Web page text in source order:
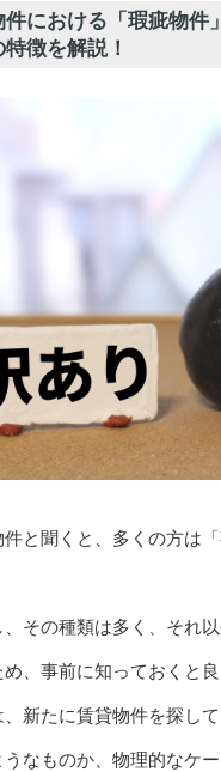
件における「瑕疵物件
徴を解説！
件と聞くと、多くの方は
、その種類は多く、それ
、事前に知っておくと良
、新たに賃貸物件を探し
うなものか、物理的なケ